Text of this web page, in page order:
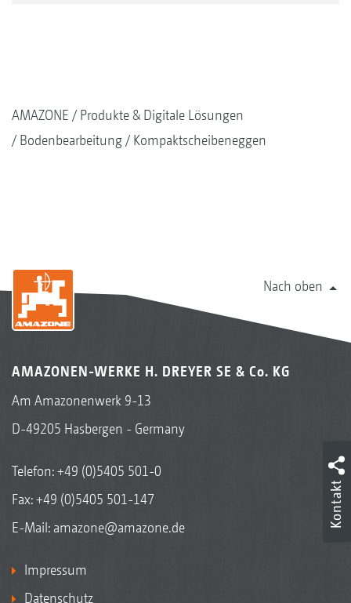
AMAZONE
Produkte & Digitale Lösungen
Bodenbearbeitung
Kompaktscheibeneggen
Nach oben
AMAZONEN-WERKE H. DREYER SE & Co. KG
Am Amazonenwerk 9-13
D-49205 Hasbergen - Germany
Telefon:+49 (0)5405 501-0
Fax: +49 (0)5405 501-147
E-Mail: amazone@amazone.de
Impressum
Datenschutz
Kontakt